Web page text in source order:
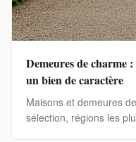
Demeures de charme
un bien de caractère
Maisons et demeures
sélection, régions les